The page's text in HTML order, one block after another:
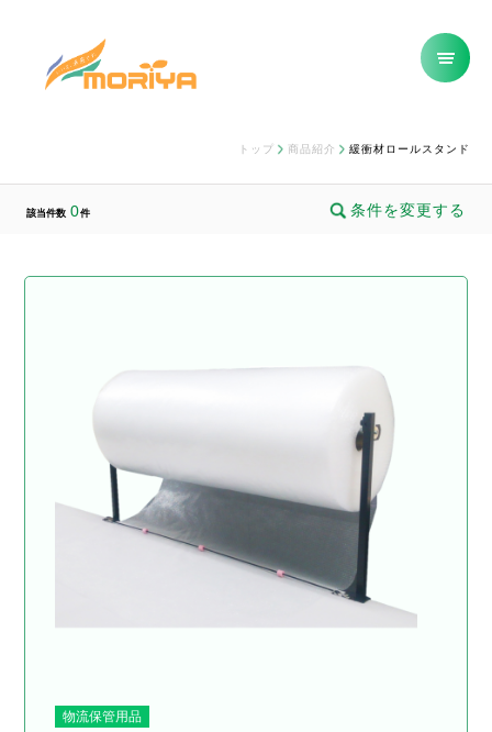
トップ 商品紹介 緩衝材ロールスタンド
該当件数 0件 条件を変更する
物流保管用品